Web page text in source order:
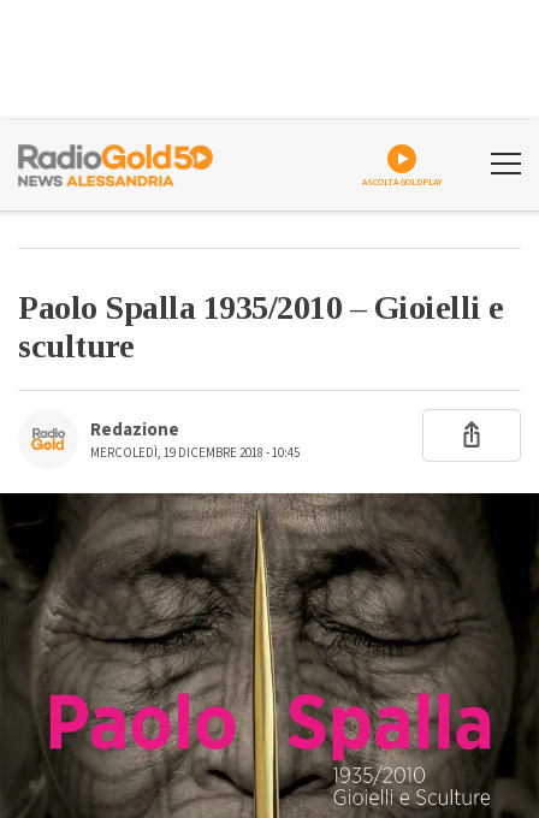
ASCOLTA GOLDPLAY
Paolo Spalla 1935/2010 – Gioielli e
sculture
Redazione
MERCOLEDÌ, 19 DICEMBRE 2018 - 10:45